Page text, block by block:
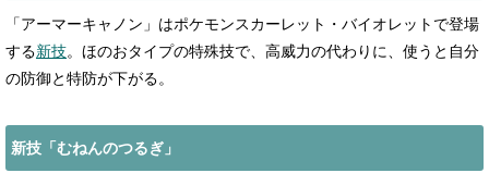
「アーマーキャノン」はポケモンスカーレット・バイオレットで登場
する新技。ほのおタイプの特殊技で、高威力の代わりに、使うと自分
の防御と特防が下がる。
新技「むねんのつるぎ」